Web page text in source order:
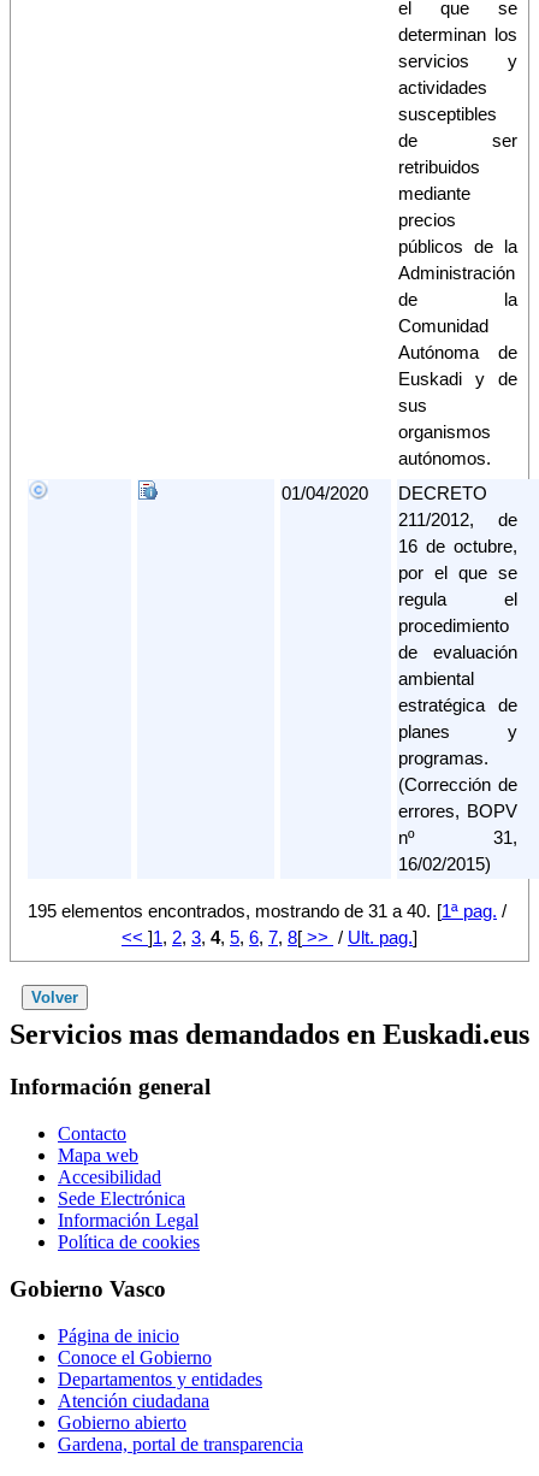
el que se
determinan los
servicios y
actividades
susceptibles
de ser
retribuidos
mediante
precios
públicos de la
Administración
de la
Comunidad
Autónoma de
Euskadi y de
sus
organismos
autónomos.
01/04/2020
DECRETO
211/2012, de
16 de octubre,
por el que se
regula el
procedimiento
de evaluación
ambiental
estratégica de
planes y
programas.
(Corrección de
errores, BOPV
nº 31,
16/02/2015)
195 elementos encontrados, mostrando de 31 a 40. [1ª pag. /
<< ]1, 2, 3, 4, 5, 6, 7, 8[ >> / Ult. pag.]
Servicios mas demandados en Euskadi.eus
Información general
Contacto
Mapa web
Accesibilidad
Sede Electrónica
Información Legal
Política de cookies
Gobierno Vasco
Página de inicio
Conoce el Gobierno
Departamentos y entidades
Atención ciudadana
Gobierno abierto
Gardena, portal de transparencia